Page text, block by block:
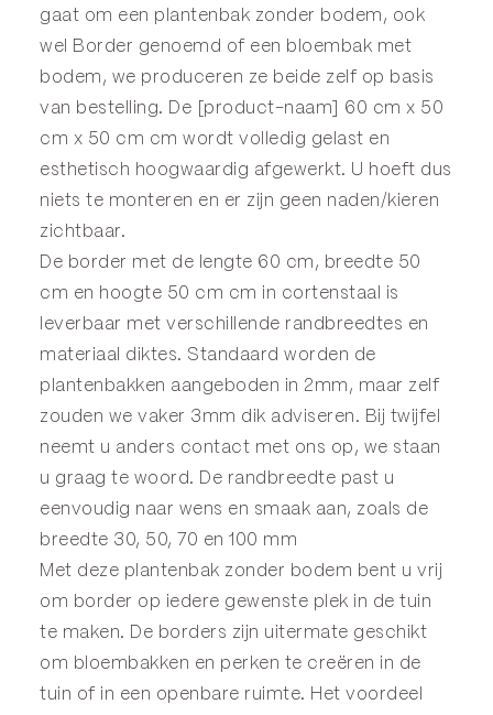
gaat om een plantenbak zonder bodem, ook
wel
Border genoemd of een bloembak met
bodem, we produceren ze beide zelf op basis
van bestelling. De [product-naam] 60 cm x 50
cm x 50 cm cm wordt volledig gelast en
esthetisch hoogwaardig afgewerkt. U hoeft dus
niets te monteren en er zijn geen naden/kieren
zichtbaar.
De border met de lengte 60 cm, breedte 50
cm en hoogte 50 cm cm in cortenstaal is
leverbaar met verschillende randbreedtes en
materiaal diktes. Standaard worden de
plantenbakken aangeboden in 2mm, maar zelf
zouden we vaker 3mm dik adviseren. Bij twijfel
neemt u anders contact met ons op, we staan
u graag te woord. De randbreedte past u
eenvoudig naar wens en smaak aan, zoals de
breedte 30, 50, 70 en 100 mm
Met deze plantenbak zonder bodem bent u vrij
om border op iedere gewenste plek in de tuin
te maken. De borders zijn uitermate geschikt
om bloembakken en perken te creëren in de
tuin of in een openbare ruimte. Het voordeel